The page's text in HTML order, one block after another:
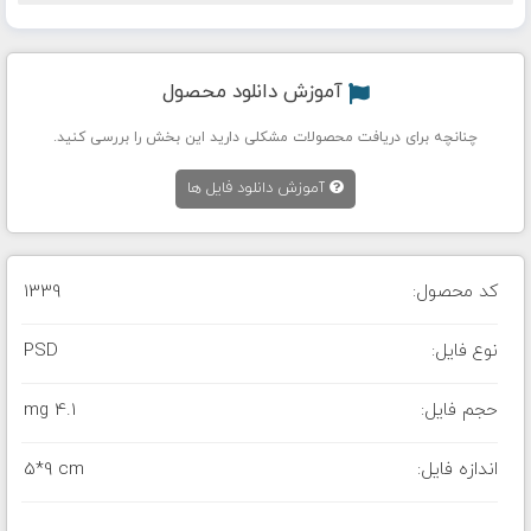
آموزش دانلود محصول
چنانچه برای دریافت محصولات مشکلی دارید این بخش را بررسی کنید.
آموزش دانلود فایل ها
کد محصول: 1339
نوع فایل: PSD
حجم فایل: 4.1 mg
اندازه فایل: 5*9 cm